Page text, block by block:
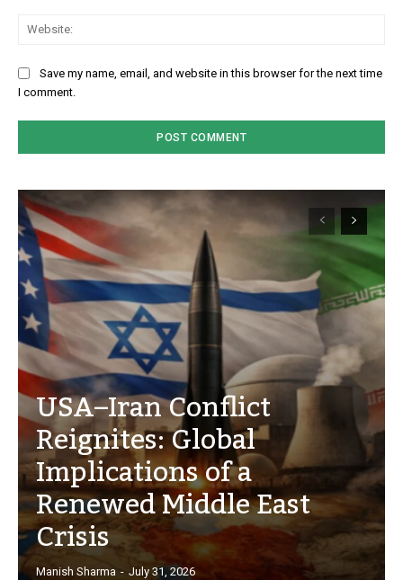
Save my name, email, and website in this browser for the next time
I comment.
USA–Iran Conflict
Reignites: Global
Implications of a
Renewed Middle East
Crisis
Manish Sharma - July 31, 2026